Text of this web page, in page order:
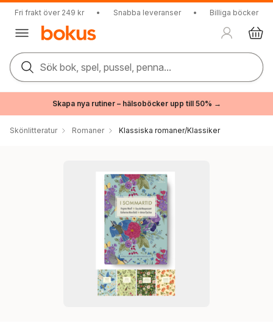
Fri frakt över 249 kr • Snabba leveranser • Billiga böcker
Sök bok, spel, pussel, penna...
Skapa nya rutiner – hälsoböcker upp till 50% →
Skönlitteratur Romaner Klassiska romaner/Klassiker